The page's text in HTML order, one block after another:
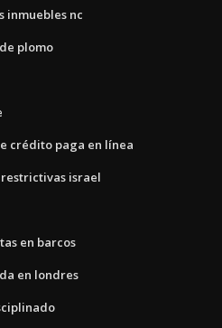
inmuebles nc
plomo
crédito paga en línea
israel
en barcos
en londres